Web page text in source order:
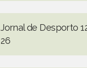
Jornal de Desporto
26